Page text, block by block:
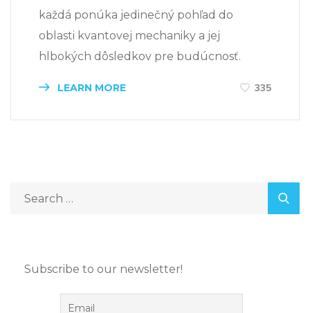
každá ponúka jedinečný pohľad do
oblasti kvantovej mechaniky a jej
hlbokých dôsledkov pre budúcnosť.
LEARN MORE 335
Subscribe to our newsletter!